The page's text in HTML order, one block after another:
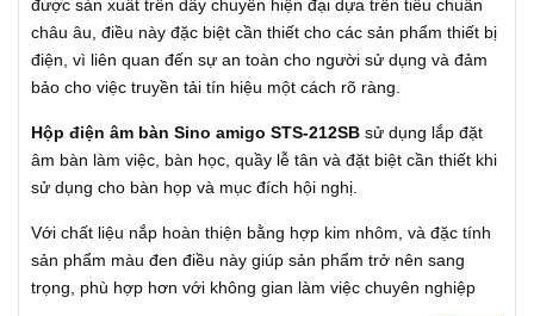
được sản xuất trên dây chuyền hiện đại dựa trên tiêu chuẩn
châu âu, điều này đặc biệt cần thiết cho các sản phẩm thiết bị
điện, vì liên quan đến sự an toàn cho người sử dụng và đảm
bảo cho việc truyền tải tín hiệu một cách rõ ràng.
Hộp điện âm bàn Sino amigo STS-212SB sử dụng lắp đặt
âm bàn làm việc, bàn học, quầy lễ tân và đặt biệt cần thiết khi
sử dụng cho bàn họp và mục đích hội nghị.
Với chất liệu nắp hoàn thiện bằng hợp kim nhôm, và đặc tính
sản phẩm màu đen điều này giúp sản phẩm trở nên sang
trọng, phù hợp hơn với không gian làm việc chuyên nghiệp